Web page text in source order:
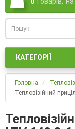
КАТЕГОРІЇ
Головна
Тепловізійний